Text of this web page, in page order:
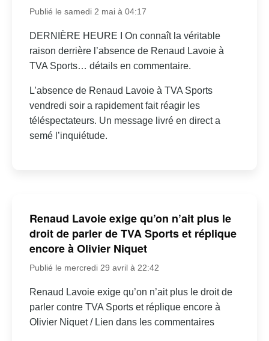
Publié le samedi 2 mai à 04:17
DERNIÈRE HEURE I On connaît la véritable
raison derrière l’absence de Renaud Lavoie à
TVA Sports… détails en commentaire.
L’absence de Renaud Lavoie à TVA Sports
vendredi soir a rapidement fait réagir les
téléspectateurs. Un message livré en direct a
semé l’inquiétude.
Renaud Lavoie exige qu’on n’ait plus le
droit de parler de TVA Sports et réplique
encore à Olivier Niquet
Publié le mercredi 29 avril à 22:42
Renaud Lavoie exige qu’on n’ait plus le droit de
parler contre TVA Sports et réplique encore à
Olivier Niquet / Lien dans les commentaires